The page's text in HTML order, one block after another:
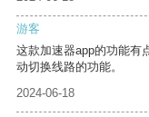
游客
这款加速器app的功能有
动切换线路的功能。
2024-06-18